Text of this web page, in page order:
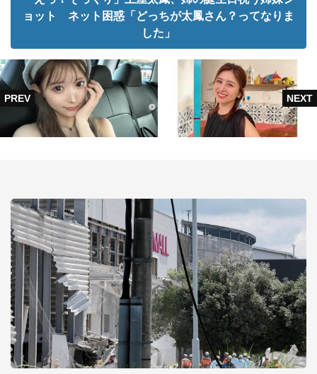
ョット ネット困惑「どっちが太鳳さん？ってなりま
した」